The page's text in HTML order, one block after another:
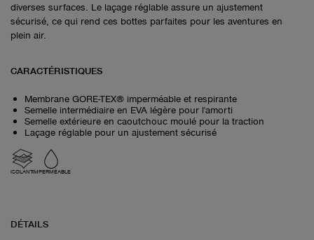
diverses surfaces. Le laçage réglable assure un ajustement
sécurisé, ce qui rend ces bottes parfaites pour les aventures en
plein air.
CARACTÉRISTIQUES
Membrane GORE-TEX® imperméable et respirante
Semelle intermédiaire en EVA légère pour l'amorti
Semelle extérieure en caoutchouc moulé pour la traction
Laçage réglable pour un ajustement sécurisé
ISOLANTIMPERMÉABLE
DÉTAILS